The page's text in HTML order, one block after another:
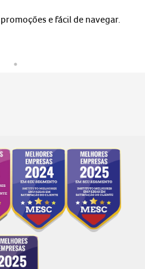
e fácil de navegar.